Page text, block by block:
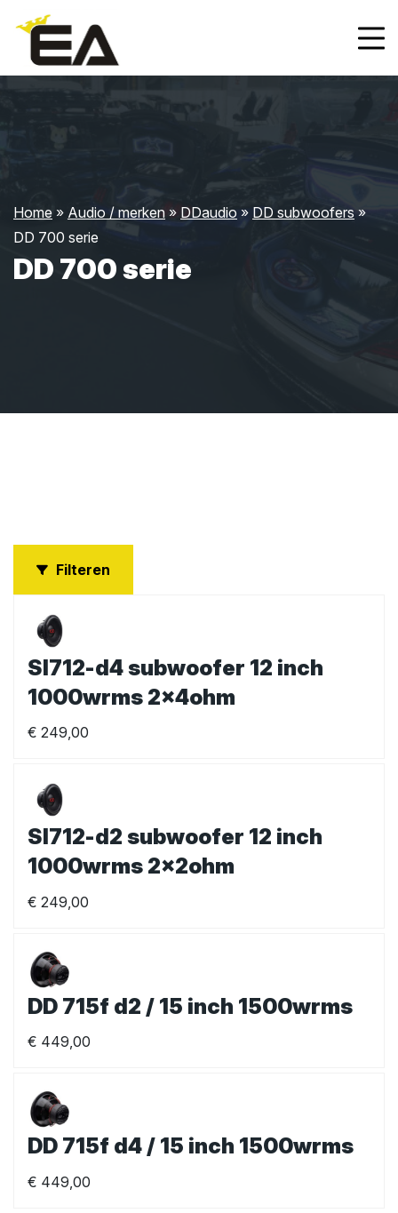
Home » Audio / merken » DDaudio » DD subwoofers»
DD 700 serie
DD 700 serie
Filteren
Sl712-d4 subwoofer 12 inch
1000wrms 2x4ohm
€ 249,00
Sl712-d2 subwoofer 12 inch
1000wrms 2x2ohm
€ 249,00
DD 715f d2 / 15 inch 1500wrms
€ 449,00
DD 715f d4 / 15 inch 1500wrms
€ 449,00